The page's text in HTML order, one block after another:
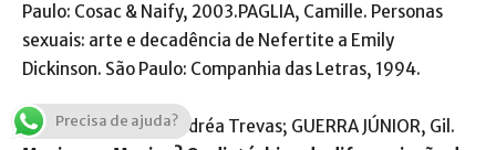
Paulo: Cosac & Naify, 2003.PAGLIA, Camille. Personas
sexuais: arte e decadência de Nefertite a Emily
Dickinson. São Paulo: Companhia das Letras, 1994.
MACIEL-GUERRA, Andréa Trevas; GUERRA JÚNIOR, Gil.
Precisa de ajuda?